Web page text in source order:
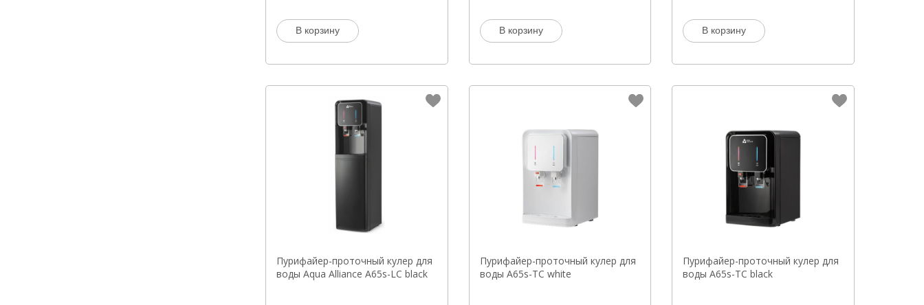
В корзину В корзину В корзину
Пурифайер-проточный кулер для
воды Aqua Alliance A65s-LC black
Пурифайер-проточный кулер для
воды A65s-TC white
Пурифайер-проточный кулер для
воды A65s-TC black